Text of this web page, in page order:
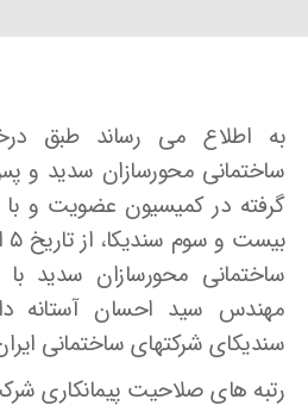
به اطلاع می رساند طبق
ساختمانی محورسازان سدید و
گرفته در کمیسیون عضویت و با
ساختمانی محورسازان سدید
مهندس سید احسان آستانه
سندیکای شرکتهای ساختمانی
رتبه های صلاحیت پیمانکاری